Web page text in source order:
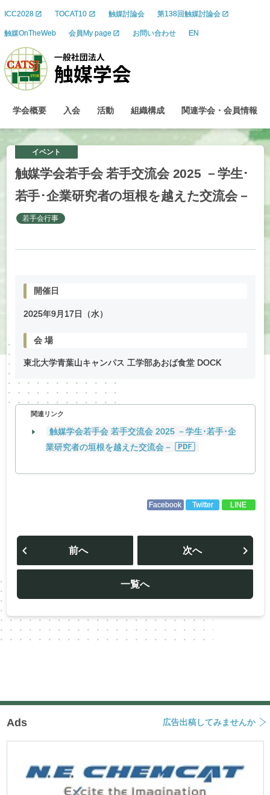
ICC2028 TOCAT10 触媒討論会 第138回触媒討論会
触媒OnTheWeb 会員My page お問い合わせ EN
学会概要 入会 活動 組織構成 関連学会 ・ 会員情報
イベント
触媒学会若手会 若手交流会2025 － 学生･
若手･企業研究者の垣根を越えた交流会－
若手会行事
開催日
2025年9月 17日（水）
会 場
東北大学青葉山キャンパス 工学部あおば食堂 DOCK
関連リンク
触媒学会若手会 若手交流会 2025 －学生･若手･企
業研究者の垣根を越えた交流会－
Facebook Twitter LINE
投
ビ
ー
シ
ョ
前へ
一覧へ
次へ
Ads 広告出稿してみませんか